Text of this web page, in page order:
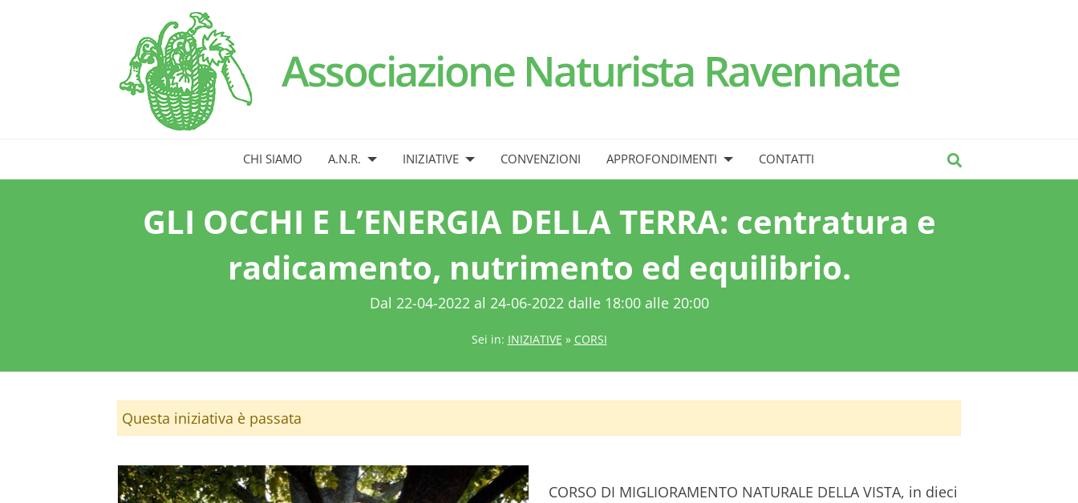
CHI SIAMO A.N.R. INIZIATIVE CONVENZIONI APPROFONDIMENTI CONTATTI
GLI OCCHI E L’ENERGIA DELLA TERRA: centratura e
radicamento, nutrimento ed equilibrio.
Dal 22-04-2022 al 24-06-2022 dalle 18:00 alle 20:00
Sei in: INIZIATIVE » CORSI
Questa iniziativa è passata
CORSO DI MIGLIORAMENTO NATURALE DELLA VISTA, in dieci